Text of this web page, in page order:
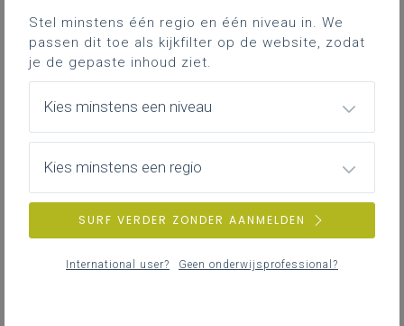
hoe je met een bepaald onderdeel
van LLinkid aan de slag kunt.
Of visuele handleidingen die je aan
de hand van concrete screenshots
Instructiefilmpjes
Instructiefilmpje 14: Gemeenschappelijke
doelen verdelen
Stel minstens één regio en één niveau in. We
passen dit toe als kijkfilter op de website, zodat
je de gepaste inhoud ziet.
Kies minstens een niveau
Kies minstens een regio
SURF VERDER ZONDER AANMELDEN
International user? Geen onderwijsprofessional?